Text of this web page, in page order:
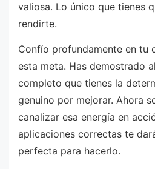
valiosa. Lo único que tienes
rendirte.
Confío profundamente en tu
esta meta. Has demostrado
completo que tienes la
genuino por mejorar. Ahora
canalizar esa energía en
aplicaciones correctas te
perfecta para hacerlo.